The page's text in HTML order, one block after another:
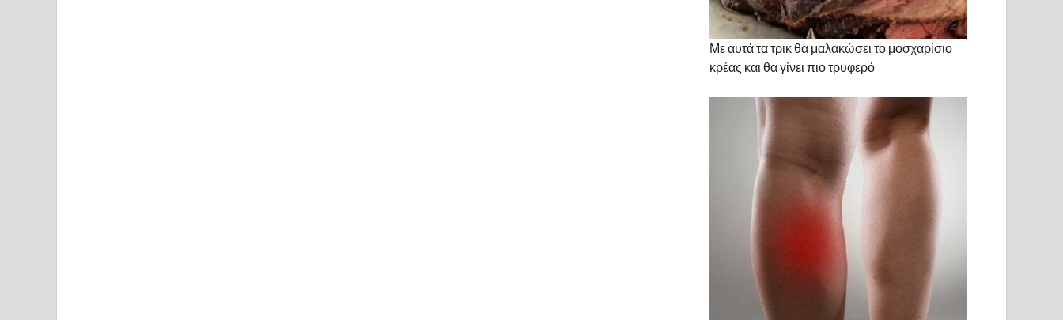
Με αυτά τα τρικ θα μαλακώσει το μοσχαρίσιο
κρέας και θα γίνει πιο τρυφερό